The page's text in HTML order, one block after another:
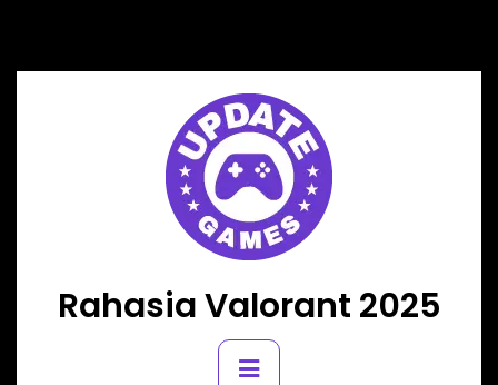
content
Rahasia Valorant 2025
Primary